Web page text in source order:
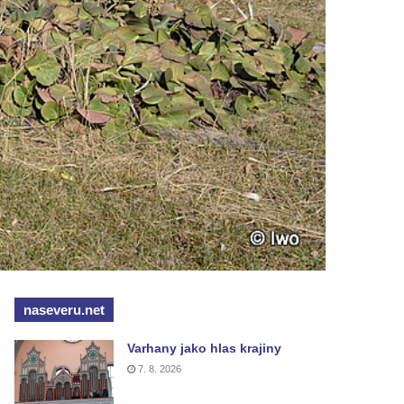
naseveru.net
Varhany jako hlas krajiny
7. 8. 2026